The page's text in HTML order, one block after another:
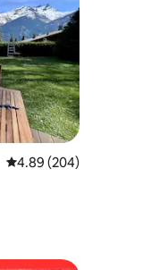
평점 4.89점(5점 만점),
4.89 (204)